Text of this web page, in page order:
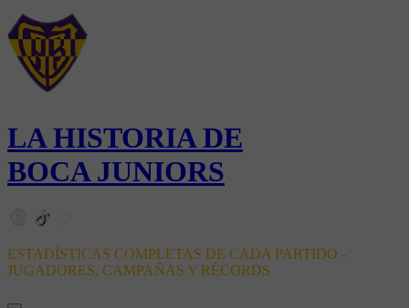
LA HISTORIA DE
BOCA JUNIORS
ESTADÍSTICAS COMPLETAS DE CADA PARTIDO -
JUGADORES, CAMPAÑAS Y RÉCORDS